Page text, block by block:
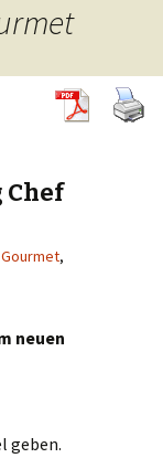
Chef
Gourmet,
neuen
geben.